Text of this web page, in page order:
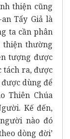
thiện cũng
Tẩy Giả là
ta cần phân
thiện thường
tượng được
tách ra, được
dùng để
Thiên Chúa
Kế đến,
nào đó
dòng đời’